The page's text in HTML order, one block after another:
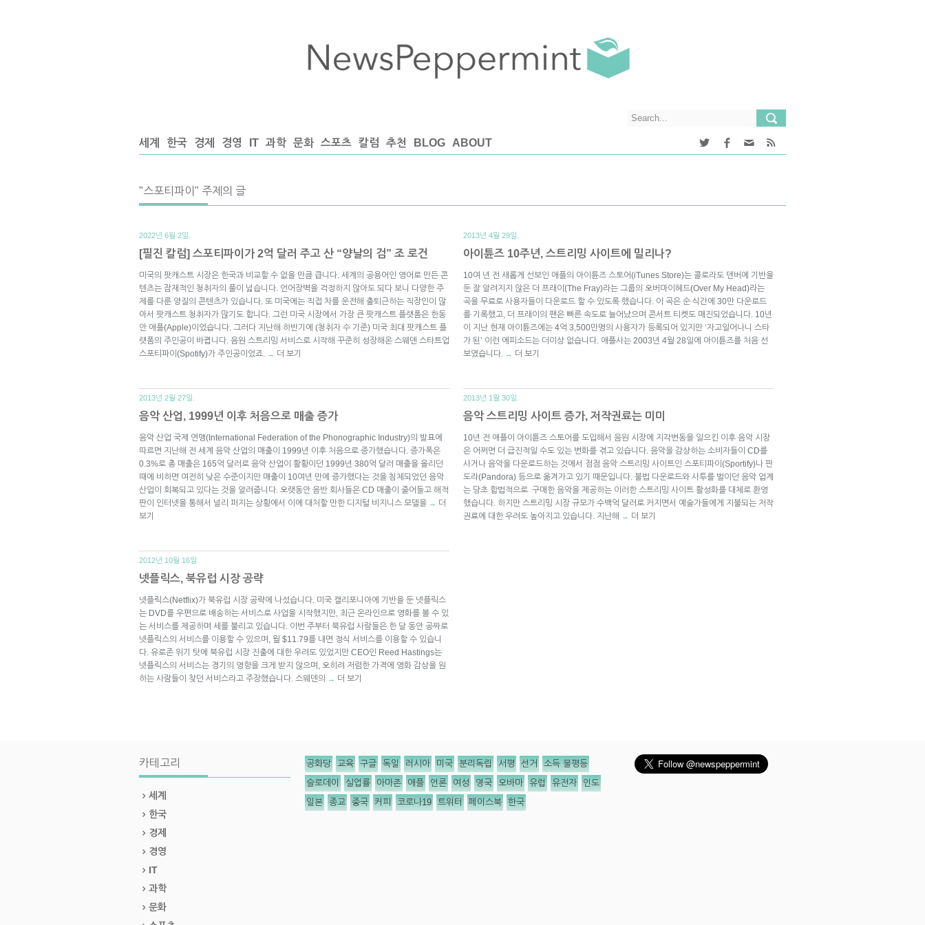
세계 한국 경제 경영 IT 과학 문화 스포츠 칼럼 추천 BLOG ABOUT
"스포티파이" 주제의 글
2022년 6월 2일.
[필진 칼럼] 스포티파이가 2억 달러 주고 산 “양날의 검” 조 로건
미국의 팟캐스트 시장은 한국과 비교할 수 없을 만큼 큽니다. 세계의 공용어인 영어로 만든 콘
텐츠는 잠재적인 청취자의 풀이 넓습니다. 언어장벽을 걱정하지 않아도 되다 보니 다양한 주
제를 다룬 양질의 콘텐츠가 있습니다. 또 미국에는 직접 차를 운전해 출퇴근하는 직장인이 많
아서 팟캐스트 청취자가 많기도 합니다. 그런 미국 시장에서 가장 큰 팟캐스트 플랫폼은 한동
안 애플(Apple)이었습니다. 그러다 지난해 하반기에 (청취자 수 기준) 미국 최대 팟캐스트 플
랫폼의 주인공이 바뀝니다. 음원 스트리밍 서비스로 시작해 꾸준히 성장해온 스웨덴 스타트업
스포티파이(Spotify)가 주인공이었죠. → 더 보기
2013년 4월 29일.
아이튠즈 10주년, 스트리밍 사이트에 밀리나?
10여 년 전 새롭게 선보인 애플의 아이튠즈 스토어(iTunes Store)는 콜로라도 덴버에 기반을
둔 잘 알려지지 않은 더 프래이(The Fray)라는 그룹의 오버마이헤드(Over My Head)라는
곡을 무료로 사용자들이 다운로드 할 수 있도록 했습니다. 이 곡은 순 식간에 30만 다운로드
를 기록했고, 더 프래이의 팬은 빠른 속도로 늘어났으며 콘서트 티켓도 매진되었습니다. 10년
이 지난 현재 아이튠즈에는 4억 3,500만명의 사용자가 등록되어 있지만 ‘자고일어나니 스타
가 된’ 이런 에피소드는 더이상 없습니다. 애플사는 2003년 4월 28일에 아이튠즈를 처음 선
보였습니다. → 더 보기
2013년 2월 27일.
음악 산업, 1999년 이후 처음으로 매출 증가
음악 산업 국제 연맹(International Federation of the Phonographic Industry)의 발표에
따르면 지난해 전 세계 음악 산업의 매출이 1999년 이후 처음으로 증가했습니다. 증가폭은
0.3%로 총 매출은 165억 달러로 음악 산업이 활황이던 1999년 380억 달러 매출을 올리던
때에 비하면 여전히 낮은 수준이지만 매출이 10여년 만에 증가했다는 것을 침체되었던 음악
산업이 회복되고 있다는 것을 알려줍니다. 오랫동안 음반 회사들은 CD 매출이 줄어들고 해적
판이 인터넷을 통해서 널리 퍼지는 상황에서 이에 대처할 만한 디지털 비지니스 모델을 → 더
보기
2013년 1월 30일.
음악 스트리밍 사이트 증가, 저작권료는 미미
10년 전 애플이 아이튠즈 스토어를 도입해서 음원 시장에 지각변동을 일으킨 이후 음악 시장
은 어쩌면 더 급진적일 수도 있는 변화를 겪고 있습니다. 음악을 감상하는 소비자들이 CD를
사거나 음악을 다운로드하는 것에서 점점 음악 스트리밍 사이트인 스포티파이(Sportify)나 판
도라(Pandora) 등으로 옮겨가고 있기 때문입니다. 불법 다운로드와 사투를 벌이던 음악 업계
는 당초 합법적으로 구매한 음악을 제공하는 이러한 스트리밍 사이트 활성화를 대체로 환영
했습니다. 하지만 스트리밍 시장 규모가 수백억 달러로 커지면서 예술가들에게 지불되는 저작
권료에 대한 우려도 높아지고 있습니다. 지난해 → 더 보기
2012년 10월 16일.
넷플릭스, 북유럽 시장 공략
넷플릭스(Netflix)가 북유럽 시장 공략에 나섰습니다. 미국 캘리포니아에 기반을 둔 넷플릭스
는 DVD를 우편으로 배송하는 서비스로 사업을 시작했지만, 최근 온라인으로 영화를 볼 수 있
는 서비스를 제공하며 세를 불리고 있습니다. 이번 주부터 북유럽 사람들은 한 달 동안 공짜로
넷플릭스의 서비스를 이용할 수 있으며, 월 $11.79를 내면 정식 서비스를 이용할 수 있습니
다. 유로존 위기 탓에 북유럽 시장 진출에 대한 우려도 있었지만 CEO인 Reed Hastings는
넷플릭스의 서비스는 경기의 영향을 크게 받지 않으며, 오히려 저렴한 가격에 영화 감상을 원
하는 사람들이 찾던 서비스라고 주장했습니다. 스웨덴의
→ 더 보기
카테고리
세계
한국
경제
경영
IT
과학
문화
공화당 교육 구글 독일 러시아 미국 분리독립 서평 선거 소득 불평등
슬로데이 실업률 아마존 애플 언론 여성 영국 오바마 유럽 유전자 인도
일본 종교 중국 커피 코로나19 트위터 페이스북 한국